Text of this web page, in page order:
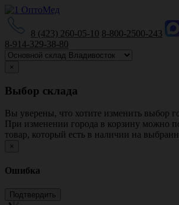
8 (423) 260-05-10 8-800-2500-243
8-914-329-38-80
×
Выбор склада
Вы уверены, что хотите изменить выбор
При изменении города в корзину можно
товар, который есть в наличии на
×
Ошибка